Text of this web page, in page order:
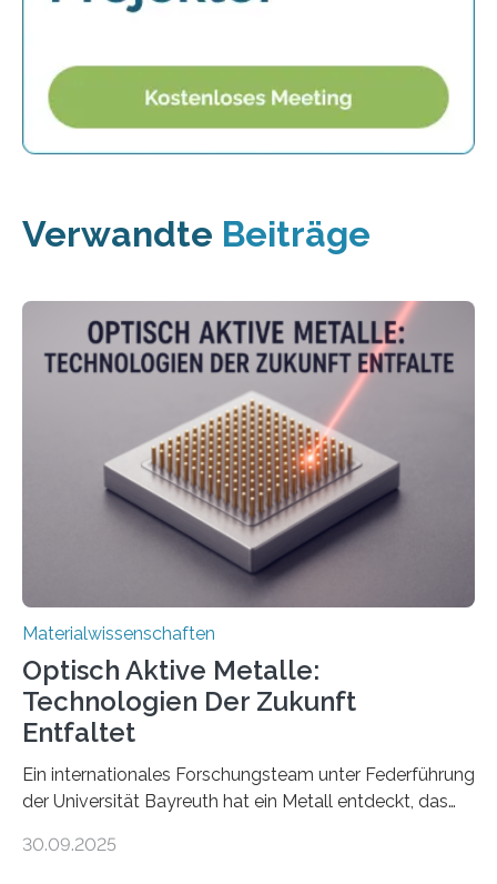
Verwandte Beiträge
Materialwissenschaften
Optisch Aktive Metalle:
Technologien Der Zukunft
Entfaltet
Ein internationales Forschungsteam unter Federführung
der Universität Bayreuth hat ein Metall entdeckt, das
Dadurch ist es in der Lage, eine sogenannte zweite
30.09.2025